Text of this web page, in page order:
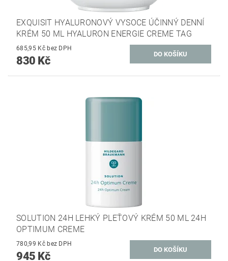
EXQUISIT HYALURONOVÝ VYSOCE ÚČINNÝ DENNÍ
KRÉM 50 ML HYALURON ENERGIE CREME TAG
685,95 Kč bez DPH
830 Kč
SOLUTION 24H LEHKÝ PLEŤOVÝ KRÉM 50 ML 24H
OPTIMUM CREME
780,99 Kč bez DPH
945 Kč